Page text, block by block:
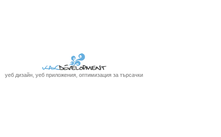
уеб дизайн, уеб приложения, оптимизация за търсачки